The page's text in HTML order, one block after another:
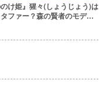
のけ姫』猩々(しょうじょう)は
ファー？森の賢者のモデル